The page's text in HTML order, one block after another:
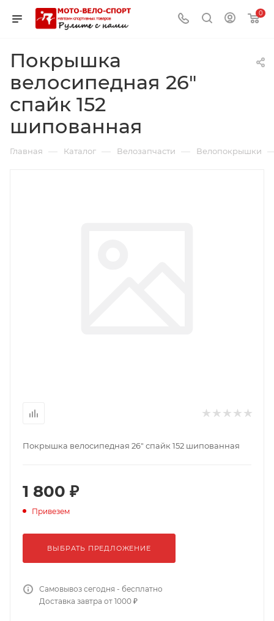
0
Покрышка
велосипедная 26"
спайк 152
шипованная
Главная — Каталог — Велозапчасти — Велопокрышки
Покрышка велосипедная 26" спайк 152 шипованная
1 800 ₽
Привезем
ВЫБРАТЬ ПРЕДЛОЖЕНИЕ
Самовывоз сегодня - бесплатно
Доставка завтра от 1000 ₽